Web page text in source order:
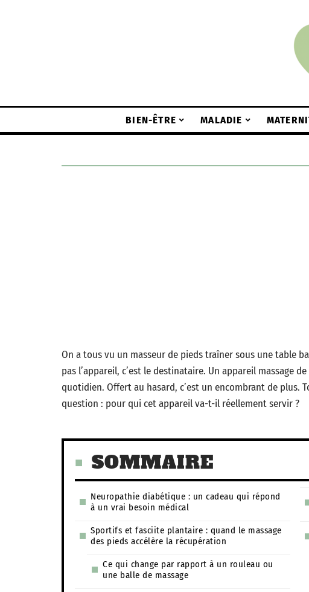
BIEN-ÊTRE MALADIE
On a tous vu un masseur de pieds traîner sous une table
pas l’appareil, c’est le destinataire. Un appareil massage
quotidien. Offert au hasard, c’est un encombrant de plus.
question : pour qui cet appareil va-t-il réellement servir ?
SOMMAIRE
Neuropathie diabétique : un cadeau qui répond
à un vrai besoin médical
Sportifs et fasciite plantaire : quand le massage
des pieds accélère la récupération
Ce qui change par rapport à un rouleau ou
une balle de massage